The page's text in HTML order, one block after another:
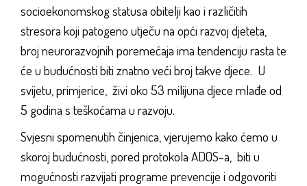
socioekonomskog statusa obitelji kao i različitih
stresora koji patogeno utječu na opći razvoj djeteta,
broj neurorazvojnih poremećaja ima tendenciju rasta te
će u budućnosti biti znatno veći broj takve djece. U
svijetu, primjerice, živi oko 53 milijuna djece mlađe od
5 godina s teškoćama u razvoju.
Svjesni spomenutih činjenica, vjerujemo kako ćemo u
skoroj budućnosti, pored protokola ADOS-a, biti u
mogućnosti razvijati programe prevencije i odgovoriti